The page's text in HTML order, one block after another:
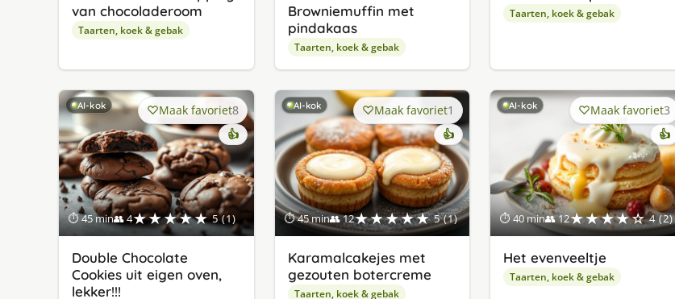
van chocoladeroom
Taarten, koek & gebak
Browniemuffin met
pindakaas
Taarten, koek & gebak
Taarten, koek & gebak
AI-kok
⏱ 45 min👥 4★★★★★ 5 (1)
Maak favoriet8
👍
Double Chocolate
Cookies uit eigen oven,
lekker!!!
AI-kok
⏱ 45 min👥 12★★★★★ 5 (1)
Maak favoriet1
👍
Karamalcakejes met
gezouten botercreme
Taarten, koek & gebak
AI-kok
⏱ 40 min👥 12★★★★☆ 4 (2)
Maak favoriet3
👍
Het evenveeltje
Taarten, koek & gebak